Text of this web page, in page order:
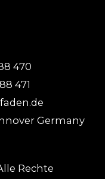
470
471
Germany
Rechte